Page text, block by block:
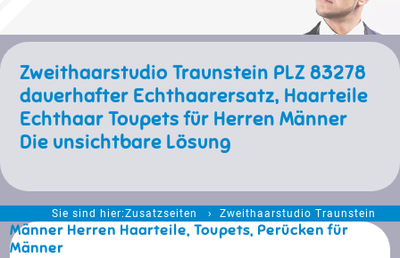
>
Zweithaarstudio Traunstein PLZ 83278
dauerhafter Echthaarersatz, Haarteile
Echthaar Toupets für Herren Männer
Die unsichtbare Lösung
Sie sind hier:Zusatzseiten Zweithaarstudio Traunstein
Männer Herren Haarteile, Toupets, Perücken für
Männer